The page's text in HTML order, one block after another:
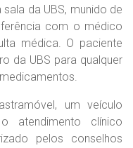
da UBS, munido de
com o médico
médica. O paciente
da UBS para qualquer
um veículo
atendimento clínico
pelos conselhos